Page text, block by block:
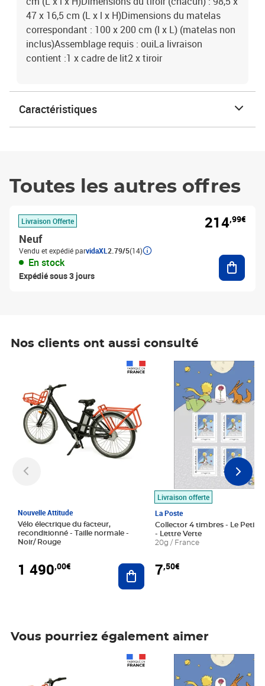
47 x 16,5 cm (L x l x H)Dimensions du matelas
correspondant : 100 x 200 cm (l x L) (matelas non
inclus)Assemblage requis : ouiLa livraison
contient :1 x cadre de lit2 x tiroir
Caractéristiques
Toutes les autres offres
Livraison Offerte
Neuf
Vendu et expédié parvidaXL 2.79/5(14)
En stock
Expédié sous 3 jours
214,99€
Nos clients ont aussi consulté
Nouvelle Attitude
Vélo électrique du facteur,
reconditionné - Taille normale -
Noir/ Rouge
1 490,00€ Ajouter au panier
Livraison offerte
La Poste
Collector 4 timbres - Le Petit
- Lettre Verte
20g / France
7,50€
Prix 7,50€
Vous pourriez également aimer
Prix 7,50€